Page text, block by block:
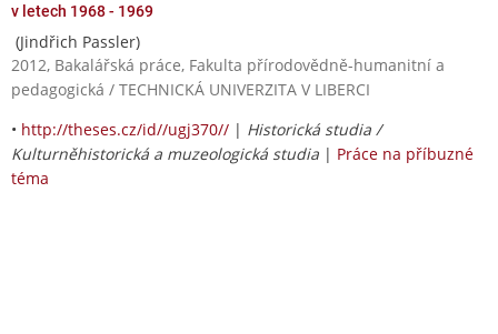
v letech 1968 - 1969
(Jindřich Passler)
2012, Bakalářská práce, Fakulta přírodovědně-humanitní a
pedagogická / TECHNICKÁ UNIVERZITA V LIBERCI
• http://theses.cz/id//ugj370// | Historická studia /
Kulturněhistorická a muzeologická studia | Práce na příbuzné
téma